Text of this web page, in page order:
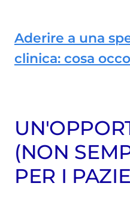
Aderire a una
clinica: cosa
(NON
PER I